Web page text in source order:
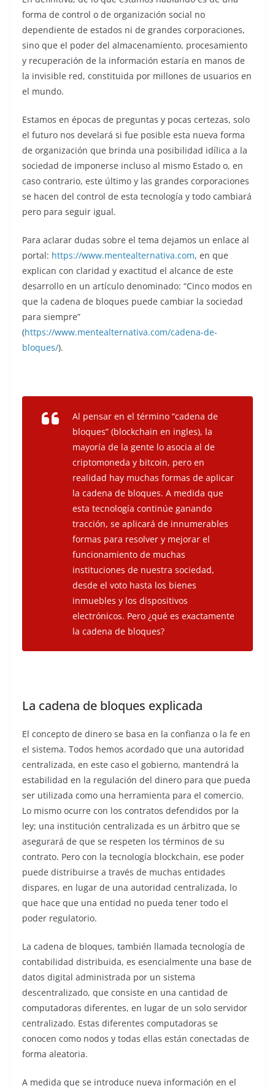
forma de control o de organización social no
dependiente de estados ni de grandes corporaciones,
sino que el poder del almacenamiento, procesamiento
y recuperación de la información estaría en manos de
la invisible red, constituida por millones de usuarios en
el mundo.
Estamos en épocas de preguntas y pocas certezas, solo
el futuro nos develará si fue posible esta nueva forma
de organización que brinda una posibilidad idílica a la
sociedad de imponerse incluso al mismo Estado o, en
caso contrario, este último y las grandes corporaciones
se hacen del control de esta tecnología y todo cambiará
pero para seguir igual.
Para aclarar dudas sobre el tema dejamos un enlace al
portal: https://www.mentealternativa.com, en que
explican con claridad y exactitud el alcance de este
desarrollo en un artículo denominado: “Cinco modos en
que la cadena de bloques puede cambiar la sociedad
para siempre”
(https://www.mentealternativa.com/cadena-de-
bloques/).
Al pensar en el término “cadena de
bloques” (blockchain en ingles), la
mayoría de la gente lo asocia al de
criptomoneda y bitcoin, pero en
realidad hay muchas formas de aplicar
la cadena de bloques. A medida que
esta tecnología continúe ganando
tracción, se aplicará de innumerables
formas para resolver y mejorar el
funcionamiento de muchas
instituciones de nuestra sociedad,
desde el voto hasta los bienes
inmuebles y los dispositivos
electrónicos. Pero ¿qué es exactamente
la cadena de bloques?
La cadena de bloques explicada
El concepto de dinero se basa en la confianza o la fe en
el sistema. Todos hemos acordado que una autoridad
centralizada, en este caso el gobierno, mantendrá la
estabilidad en la regulación del dinero para que pueda
ser utilizada como una herramienta para el comercio.
Lo mismo ocurre con los contratos defendidos por la
ley; una institución centralizada es un árbitro que se
asegurará de que se respeten los términos de su
contrato. Pero con la tecnología blockchain, ese poder
puede distribuirse a través de muchas entidades
dispares, en lugar de una autoridad centralizada, lo
que hace que una entidad no pueda tener todo el
poder regulatorio.
La cadena de bloques, también llamada tecnología de
contabilidad distribuida, es esencialmente una base de
datos digital administrada por un sistema
descentralizado, que consiste en una cantidad de
computadoras diferentes, en lugar de un solo servidor
centralizado. Estas diferentes computadoras se
conocen como nodos y todas ellas están conectadas de
forma aleatoria.
A medida que se introduce nueva información en el